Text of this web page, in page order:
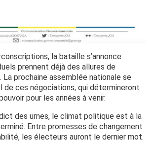
la bataille s’annonce
prennent déjà des allures de
prochaine assemblée nationale se
de ces négociations, qui détermineront
pour les années à venir.
des urnes, le climat politique est à la
Entre promesses de changement
les électeurs auront le dernier mot.